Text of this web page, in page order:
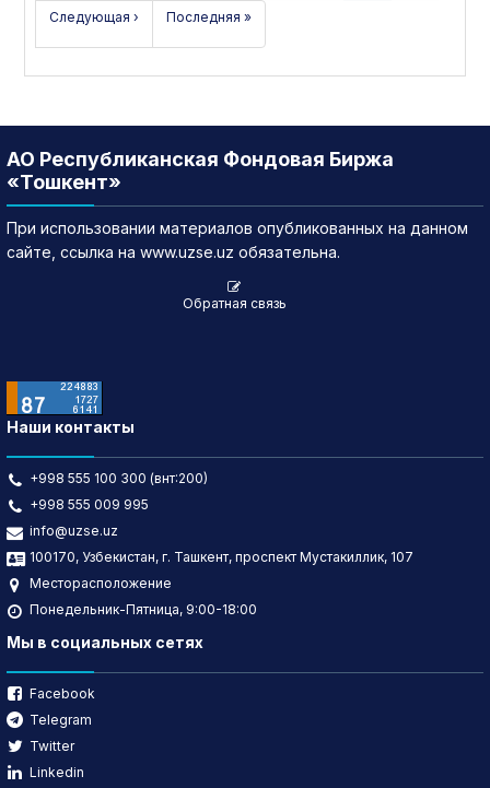
Следующая › Последняя »
АО Республиканская Фондовая Биржа
«Тошкент»
При использовании материалов опубликованных на данном
сайте, ссылка на www.uzse.uz обязательна.
Обратная связь
Наши контакты
+998 555 100 300 (внт:200)
+998 555 009 995
info@uzse.uz
100170, Узбекистан, г. Ташкент, проспект Мустакиллик, 107
Месторасположение
Понедельник-Пятница, 9:00-18:00
Мы в социальных сетях
Facebook
Telegram
Twitter
Linkedin